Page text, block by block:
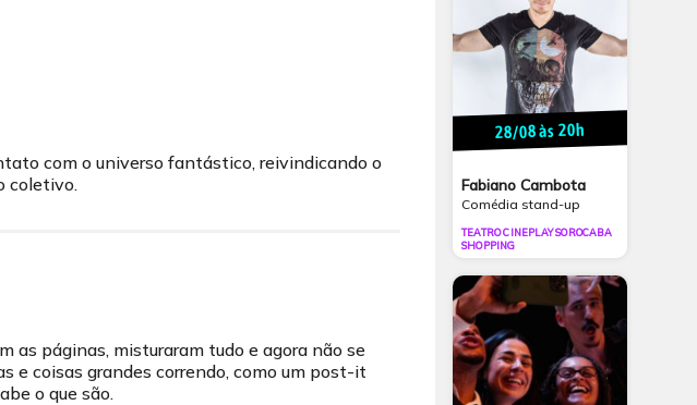
com o universo fantástico, reivindicando o
coletivo.
as páginas, misturaram tudo e agora não se
e coisas grandes correndo, como um post-it
o que são.
28/08 às 20h
Fabiano Cambota
Comédia stand-up
TEATRO CINEPLAY SOROCABA
SHOPPING